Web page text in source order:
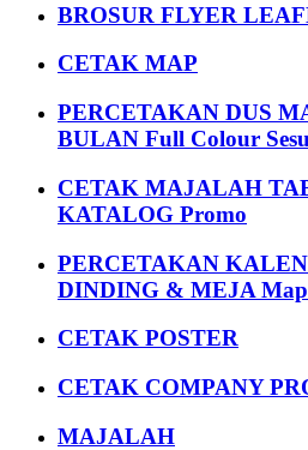
BROSUR FLYER
CETAK MAP
PERCETAKAN DUS
BULAN Full Colour
CETAK MAJALAH
KATALOG Promo
PERCETAKAN
DINDING & MEJA
CETAK POSTER
CETAK COMPANY
MAJALAH